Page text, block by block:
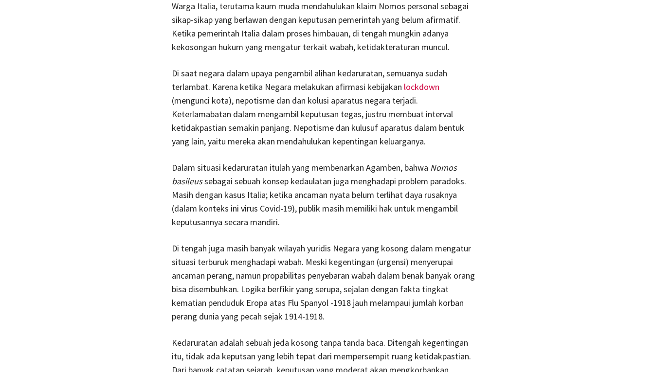
Warga Italia, terutama kaum muda mendahulukan klaim Nomos personal sebagai
sikap-sikap yang berlawan dengan keputusan pemerintah yang belum afirmatif.
Ketika pemerintah Italia dalam proses himbauan, di tengah mungkin adanya
kekosongan hukum yang mengatur terkait wabah, ketidakteraturan muncul.
Di saat negara dalam upaya pengambil alihan kedaruratan, semuanya sudah
terlambat. Karena ketika Negara melakukan afirmasi kebijakan lockdown
(mengunci kota), nepotisme dan dan kolusi aparatus negara terjadi.
Keterlamabatan dalam mengambil keputusan tegas, justru membuat interval
ketidakpastian semakin panjang. Nepotisme dan kulusuf aparatus dalam bentuk
yang lain, yaitu mereka akan mendahulukan kepentingan keluarganya.
Dalam situasi kedaruratan itulah yang membenarkan Agamben, bahwa Nomos
basileussebagai sebuah konsep kedaulatan juga menghadapi problem paradoks.
Masih dengan kasus Italia; ketika ancaman nyata belum terlihat daya rusaknya
(dalam konteks ini virus Covid-19), publik masih memiliki hak untuk mengambil
keputusannya secara mandiri.
Di tengah juga masih banyak wilayah yuridis Negara yang kosong dalam mengatur
situasi terburuk menghadapi wabah. Meski kegentingan (urgensi) menyerupai
ancaman perang, namun propabilitas penyebaran wabah dalam benak banyak orang
bisa disembuhkan. Logika berfikir yang serupa, sejalan dengan fakta tingkat
kematian penduduk Eropa atas Flu Spanyol -1918 jauh melampaui jumlah korban
perang dunia yang pecah sejak 1914-1918.
Kedaruratan adalah sebuah jeda kosong tanpa tanda baca. Ditengah kegentingan
itu, tidak ada keputsan yang lebih tepat dari mempersempit ruang ketidakpastian.